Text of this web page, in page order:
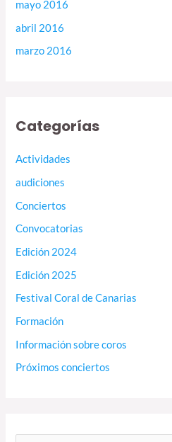
mayo 2016
abril 2016
marzo 2016
Categorías
Actividades
audiciones
Conciertos
Convocatorias
Edición 2024
Edición 2025
Festival Coral de Canarias
Formación
Información sobre coros
Próximos conciertos